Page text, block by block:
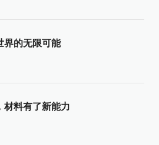
界的无限可能
材料有了新能力